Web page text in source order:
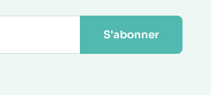
S'abonner